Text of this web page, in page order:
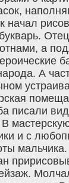
начал
а
А
писали
и с